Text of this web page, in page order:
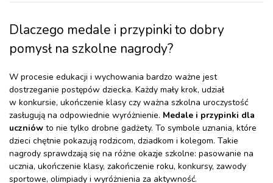
Dlaczego medale i przypinki to dobry
pomysł na szkolne nagrody?
W procesie edukacji i wychowania bardzo ważne jest
dostrzeganie postępów dziecka. Każdy mały krok, udział
w konkursie, ukończenie klasy czy ważna szkolna uroczystość
zasługują na odpowiednie wyróżnienie. Medale i przypinki dla
uczniów to nie tylko drobne gadżety. To symbole uznania, które
dzieci chętnie pokazują rodzicom, dziadkom i kolegom. Takie
nagrody sprawdzają się na różne okazje szkolne: pasowanie na
ucznia, ukończenie klasy, zakończenie roku, konkursy, zawody
sportowe, olimpiady i wyróżnienia za aktywność.